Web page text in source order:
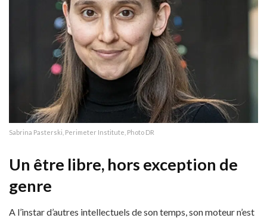
Sabrina Pasterski, Perimeter Institute, Photo DR
Un être libre, hors exception de
genre
A l’instar d’autres intellectuels de son temps, son moteur n’est